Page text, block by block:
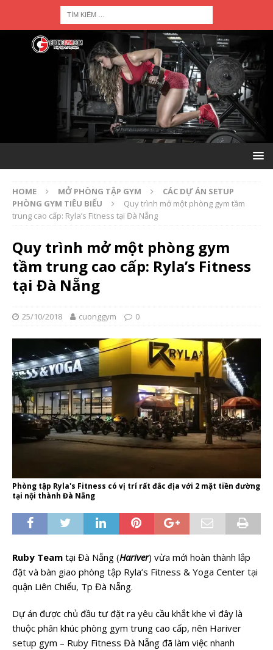
HOME MỞ PHÒNG TẬP GYM
CÁC DỰ ÁN SETUP
PHÒNG GYM TIÊU BIỂU
Quy trình mở một phòng gym tầm
trung cao cấp: Ryla’s Fitness tại Đà Nẵng
Quy trình mở một phòng gym
tầm trung cao cấp: Ryla’s Fitness
tại Đà Nẵng
25/10/2018 cuonggym 0
Phòng tập Ryla's Fitness có vị trí rất đắc địa với 2 mặt tiền đường
tại nội thành Đà Nẵng
Ruby Team tại Đà Nẵng (Hariver) vừa mới hoàn thành lắp
đặt và bàn giao phòng tập Ryla’s Fitness & Yoga Center tại
quận Liên Chiểu, Tp Đà Nẵng.
Dự án được chủ đầu tư đặt ra yêu cầu khắt khe vì đây là
thuộc phân khúc phòng gym trung cao cấp, nên Hariver
setup gym – Ruby Fitness Đà Nẵng đã làm việc nhanh